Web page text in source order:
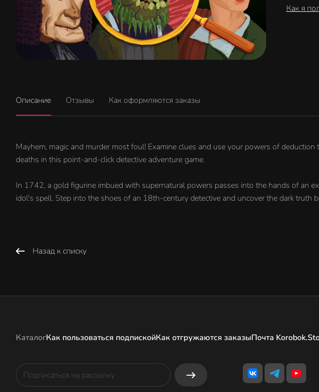
Как я
Описание Отзывы Как оформляются заказы
Mayhem, magic and murder most foul! Examine clues and use your powers of
deaths in this point-and-click detective adventure game.
In 1742, a gold figurine imbued with supernatural powers passes into the hands of an
idol's spell. Step into the shoes of an 18th-century detective and uncover the dark
Назад к списку
КаталогКак пользоваться подпискойКак отгружаются заказыПочта